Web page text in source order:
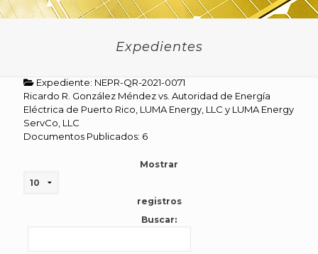
Expedientes
Expediente: NEPR-QR-2021-0071
Ricardo R. González Méndez vs. Autoridad de Energía
Eléctrica de Puerto Rico, LUMA Energy, LLC y LUMA Energy
ServCo, LLC
Documentos Publicados: 6
Mostrar
registros
Buscar: